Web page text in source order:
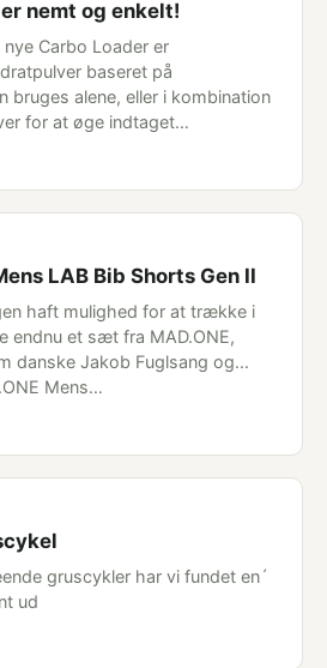
nemt og enkelt!
Carbo Loader er
baseret på
bruges alene, eller i kombination
for at øge indtaget…
LAB Bib Shorts Gen II
haft mulighed for at trække i
endnu et sæt fra MAD.ONE,
danske Jakob Fuglsang og...
Mens…
gruscykler har vi fundet en´
ud